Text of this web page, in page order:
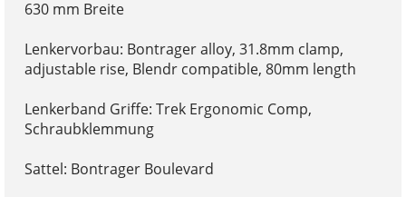
630 mm Breite
Lenkervorbau: Bontrager alloy, 31.8mm clamp,
adjustable rise, Blendr compatible, 80mm length
Lenkerband Griffe: Trek Ergonomic Comp,
Schraubklemmung
Sattel: Bontrager Boulevard